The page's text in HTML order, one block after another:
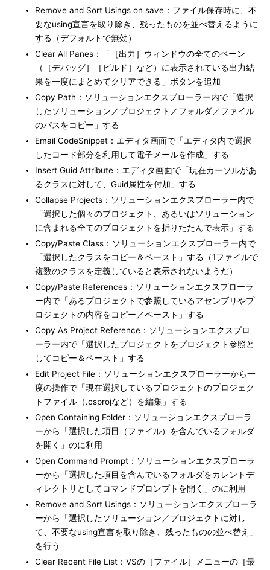
Remove and Sort Usings on save：ファイル保存時に、不
要なusing宣言を取り除き、残ったものを並べ替えるように
する（デフォルトで無効）
Clear All Panes：「［出力］ウィンドウの全てのペーン
（［デバッグ］［ビルド］など）に表示されている出力結
果を一度にまとめてクリアできる」ボタンを追加
Copy Path：ソリューションエクスプローラー内で「選択
したソリューション／プロジェクト／フォルダ／ファイル
のパスをコピー」する
Email CodeSnippet：エディタ画面で「エディタ内で選択
したコード部分を利用して電子メールを作成」する
Insert Guid Attribute：エディタ画面で「現在カーソルがあ
るクラスに対して、Guid属性を付加」する
Collapse Projects：ソリューションエクスプローラー内で
「選択した個々のプロジェクト、あるいはソリューション
に含まれる全てのプロジェクトを折りたたんで表示」する
Copy/Paste Class：ソリューションエクスプローラー内で
「選択したクラスをコピー＆ペースト」する（1ファイルで
複数のクラスを定義していると表示されないようだ）
Copy/Paste References：ソリューションエクスプローラ
ー内で「あるプロジェクトで参照しているアセンブリやプ
ロジェクトの内容をコピー／ペースト」する
Copy As Project Reference：ソリューションエクスプロ
ーラー内で「選択したプロジェクトをプロジェクト参照と
してコピー＆ペースト」する
Edit Project File：ソリューションエクスプローラーから一
度の操作で「現在選択しているプロジェクトのプロジェク
トファイル（.csprojなど）を編集」する
Open Containing Folder：ソリューションエクスプローラ
ーから「選択した項目（ファイル）を含んでいるフォルダ
を開く」のに利用
Open Command Prompt：ソリューションエクスプローラ
ーから「選択した項目を含んでいるフォルダをカレントデ
ィレクトリとしてコマンドプロンプトを開く」のに利用
Remove and Sort Usings：ソリューションエクスプローラ
ーから「選択したソリューション／プロジェクトに対し
て、不要なusing宣言を取り除き、残ったものの並べ替え」
を行う
Clear Recent File List：VSの［ファイル］メニューの［最